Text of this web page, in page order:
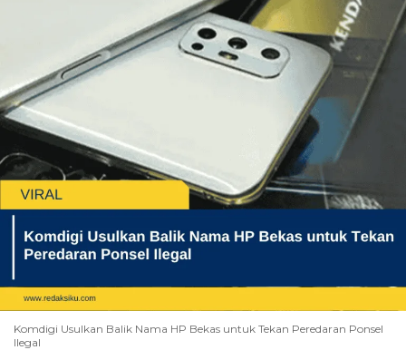
Komdigi Usulkan Balik Nama HP Bekas untuk Tekan Peredaran Ponsel
Ilegal